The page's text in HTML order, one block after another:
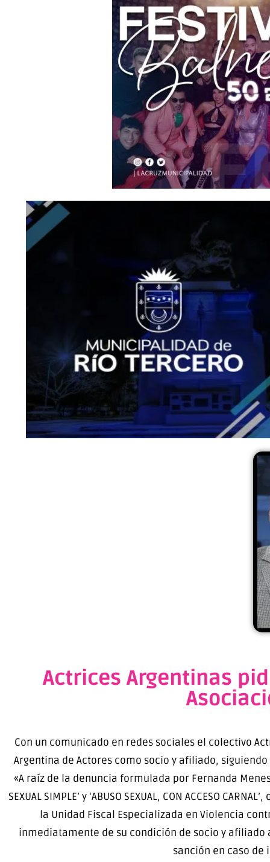
Actrices Argentinas
Con un comunicado en redes sociales el colectivo
Argentina de Actores como socio y afiliado,
«A raíz de la denuncia formulada por Fernanda
SEXUAL SIMPLE’ y ‘ABUSO SEXUAL, CON ACCESO
la Unidad Fiscal Especializada en Violencia
inmediatamente de su condición de socio y
sanción en caso